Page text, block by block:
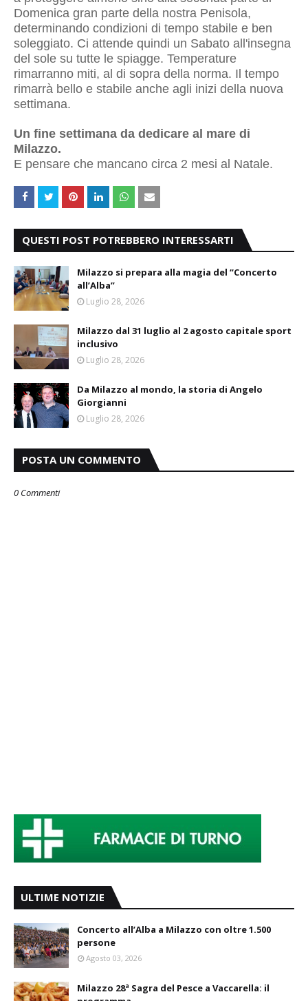
Domenica gran parte della nostra Penisola,
determinando condizioni di tempo stabile e ben
soleggiato. Ci attende quindi un Sabato all'insegna
del sole su tutte le spiagge. Temperature
rimarranno miti, al di sopra della norma. Il tempo
rimarrà bello e stabile anche agli inizi della nuova
settimana.
Un fine settimana da dedicare al mare di
Milazzo.
E pensare che mancano circa 2 mesi al Natale.
QUESTI POST POTREBBERO INTERESSARTI
Milazzo si prepara alla magia del “Concerto
all’Alba”
Luglio 28, 2026
Milazzo dal 31 luglio al 2 agosto capitale sport
inclusivo
Luglio 28, 2026
Da Milazzo al mondo, la storia di Angelo
Giorgianni
Luglio 28, 2026
POSTA UN COMMENTO
0 Commenti
ULTIME NOTIZIE
Concerto all’Alba a Milazzo con oltre 1.500
persone
Agosto 03, 2026
Milazzo 28ª Sagra del Pesce a Vaccarella: il